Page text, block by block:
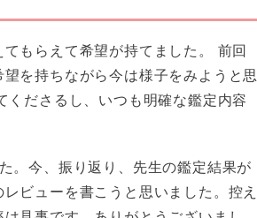
もらえて希望が持てました。 前回
を持ちながら今は様子をみようと思
くださるし、いつも明確な鑑定内容
。今、振り返り、先生の鑑定結果が
ビューを書こうと思いました。控え